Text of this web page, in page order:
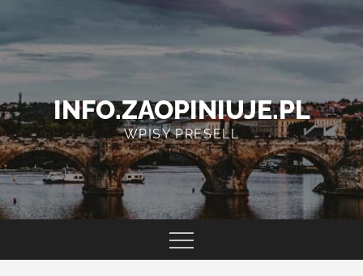
content
INFO.ZAOPINIUJE.PL
WPISY PRESELL